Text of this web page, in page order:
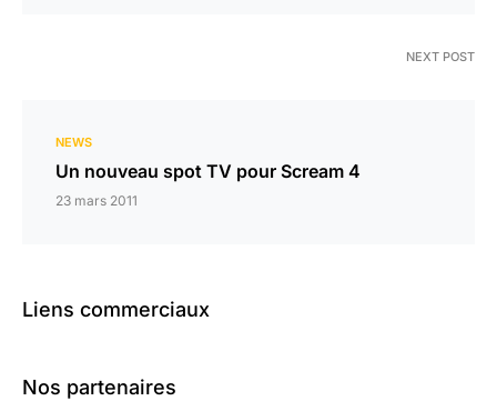
NEXT POST
NEWS
Un nouveau spot TV pour Scream 4
23 mars 2011
Liens commerciaux
Nos partenaires